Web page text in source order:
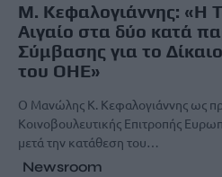
Μ. Κεφαλογιάννης: «Η
Αιγαίο στα δύο κατά
Σύμβασης για το
του ΟΗΕ»
Ο Μανώλης Κ. Κεφαλογιάννης ως
Κοινοβουλευτικής Επιτροπής
μετά την κατάθεση του…
Newsroom